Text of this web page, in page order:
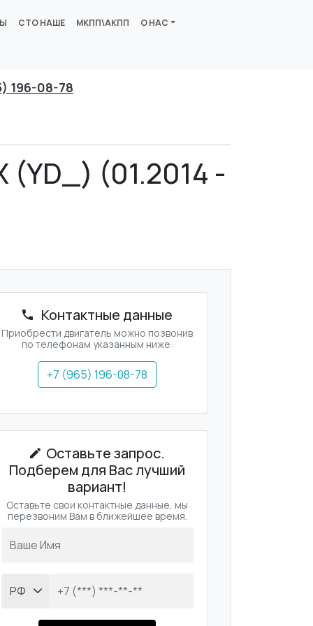
СТО НАШЕ МКПП\АКПП
О НАС
196-08-78
(YD_) (01.2014 -
Контактные данные
Приобрести двигатель можно позвонив
по телефонам указанным ниже:
+7 (965) 196-08-78
Оставьте запрос.
Подберем для Вас лучший
вариант!
Оставьте свои контактные данные, мы
перезвоним Вам в ближейшее время.